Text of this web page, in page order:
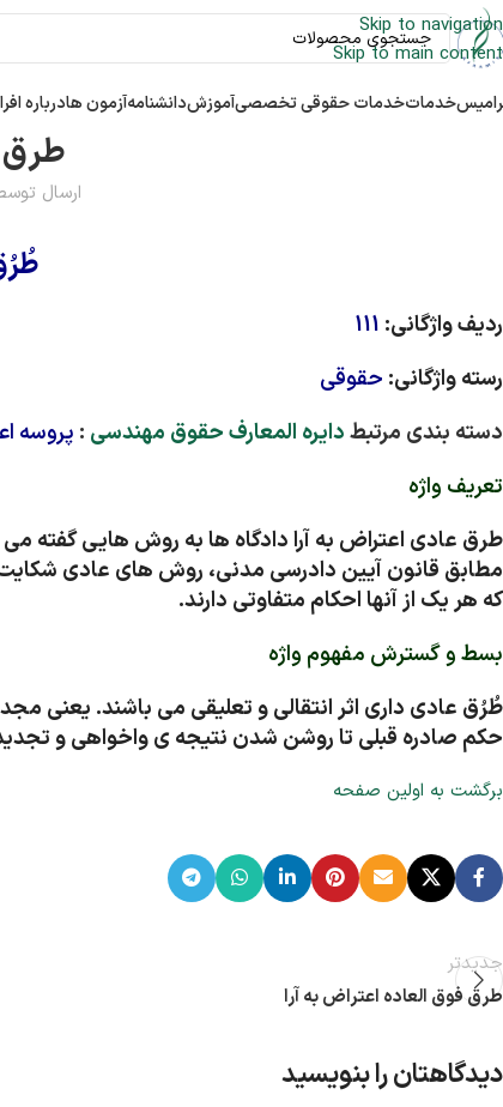
Skip to navigation
Skip to main content
خدماتخدمات حقوقی تخصصیآموزشدانشنامهآزمون هادرباره
طرق
ارسال
ردیف واژگانی:
رسته واژگانی: حقوقی
دسته بندی مرتبطدایره المعارف حقوق مهندسی : پروسه
تعریف واژه
طرق عادی اعتراض به آرا دادگاه ها به روش هایی گفته
مطابق قانون آیین دادرسی مدنی، روش های عادی شکایت
که هر یک از آنها احکام متفاوتی دارند.
بسط و گسترش مفهوم واژه
طُرُق عادی داری اثر انتقالی و تعلیقی می باشند. یعنی
حکم صادره قبلی تا روشن شدن نتیجه ی واخواهی و
برگشت به اولین صفحه
جدیدتر
طرق فوق العاده اعتراض به آرا
دیدگاهتان را بنویسید